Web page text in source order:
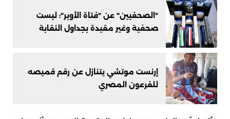
"الصحفيين" عن "فتاة الأوبر": ليست
صحفية وغير مقيدة بجداول النقابة
إرنست موتشي يتنازل عن رقم قميصه
للفرعون المصري